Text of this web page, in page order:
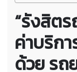
“รังสิต
ค่าบริก
ด้วยรถ